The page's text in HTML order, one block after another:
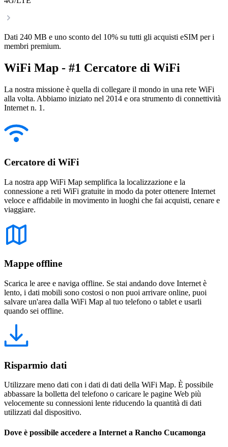
Dati 240 MB e uno sconto del 10% su tutti gli acquisti eSIM per i
membri premium.
WiFi Map - #1 Cercatore di WiFi
La nostra missione è quella di collegare il mondo in una rete WiFi
alla volta. Abbiamo iniziato nel 2014 e ora strumento di connettività
Internet n. 1.
Cercatore di WiFi
La nostra app WiFi Map semplifica la localizzazione e la
connessione a reti WiFi gratuite in modo da poter ottenere Internet
veloce e affidabile in movimento in luoghi che fai acquisti, cenare e
viaggiare.
Mappe offline
Scarica le aree e naviga offline. Se stai andando dove Internet è
lento, i dati mobili sono costosi o non puoi arrivare online, puoi
salvare un'area dalla WiFi Map al tuo telefono o tablet e usarli
quando sei offline.
Risparmio dati
Utilizzare meno dati con i dati di dati della WiFi Map. È possibile
abbassare la bolletta del telefono o caricare le pagine Web più
velocemente su connessioni lente riducendo la quantità di dati
utilizzati dal dispositivo.
Dove è possibile accedere a Internet a Rancho Cucamonga